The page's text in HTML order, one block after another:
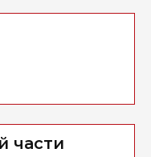
части